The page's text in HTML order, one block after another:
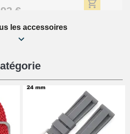
€
Montre Débutant
€
à Coulisse Numérique
€
les accessoires